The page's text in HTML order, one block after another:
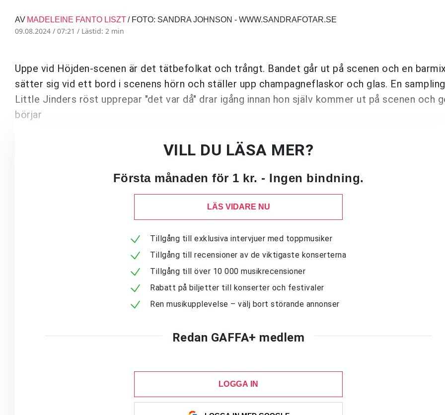
AV MADELEINE FANTO LISZT/ FOTO: SANDRA JOHNSON - WWW.SANDRAFOTAR.SE
09.08.2024 / 07:21 / Lästid: 2 min
Uppe vid Höjden-scenen är det tätbefolkat och trångt. Bandet går ut på scenen och en
sätter sig vid ett bord i scenens hörn och ställer upp champagneflaskor och glas. En
Little Jinders röst upprepar "det var då" drar igång innan hon själv kommer ut på scenen och
börjar
VILL DU LÄSA MER?
Första månaden för 1 kr. - Ingen bindning.
LÄS VIDARE NU
Tillgång till exklusiva intervjuer med toppmusiker
Tillgång till recensioner av de viktigaste konserterna
Tillgång till över 10 000 musikrecensioner
Rabatt på biljetter till konserter och festivaler
Ren musikupplevelse – välj bort störande annonser
Redan GAFFA+ medlem
LOGGA IN